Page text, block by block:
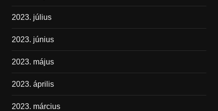
2023. július
2023. június
2023. május
2023. április
2023. március